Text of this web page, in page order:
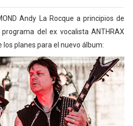
Andy La Rocque a principios de
del ex vocalista ANTHRAX
los planes para el nuevo álbum: